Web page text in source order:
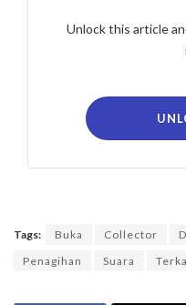
Unlock this article
Tags: Buka Collector
Penagihan
Suara